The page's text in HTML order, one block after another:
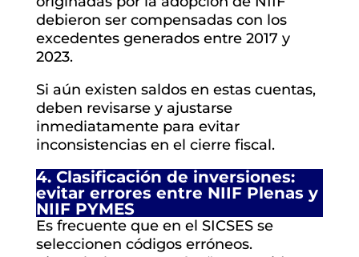
debieron ser compensadas con los
excedentes generados entre 2017 y
2023.
Si aún existen saldos en estas cuentas,
deben revisarse y ajustarse
inmediatamente para evitar
inconsistencias en el cierre fiscal.
4. Clasificación de inversiones:
evitar errores entre NIIF Plenas y
NIIF PYMES
Es frecuente que en el SICSES se
seleccionen códigos erróneos.